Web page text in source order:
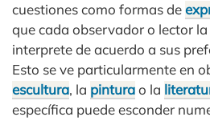
cuestiones como formas de
que cada observador o lector
interprete de acuerdo a sus
Esto se ve particularmente en
escultura, la pinturao la
específica puede esconder